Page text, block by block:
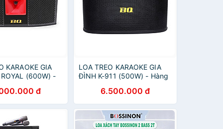
KARAOKE GIA
(600W) -
đ
LOA TREO KARAOKE GIA
ĐÌNH K-911 (500W) - Hàng
6.500.000 đ